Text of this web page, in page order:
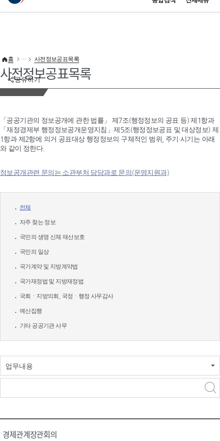
이 누리집은 대한민국 공식 전자정부 누리집입니다.
공유하기
홈 사전정보공표목록
사전정보공표목록
「공공기관의 정보공개에 관한 법률」 제7조(행정정보의 공표 등) 제1항과
「재정경제부 행정정보공개운영지침」제5조(행정정보공표 및 대상정보) 제
1항과 제2항에 의거 공표대상 행정정보의 구체적인 범위, 주기·시기는 아래
와 같이 정한다.
정보공개관련 문의는 소관부처 담당과로 문의(운영지원과)
전체
자주 찾는 정보
국민의 생명 신체 재산보호
국민의 일상
국가계약 및 지방계약법
국가재정법 및 지방재정법
국회ㆍ지방의회, 국정ㆍ행정 사무감사
예산집행
기타 공공기관 사무
업무내용
경제관계장관회의